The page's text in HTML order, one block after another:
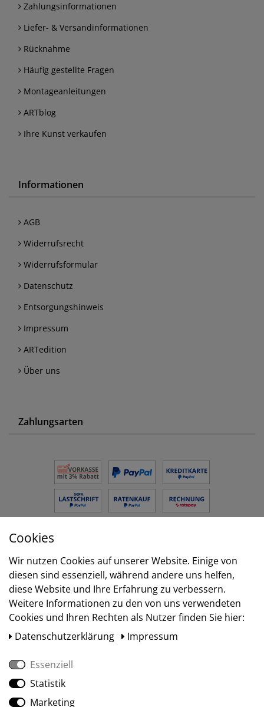
Zahlungsinformationen
Liefer- & Versandinformationen
Rücknahme
Häufig gestellte Fragen
Montageanleitungen
ARTblog
Ihre Kunst verkaufen
Informationen
AGB
Widerrufsrecht
Widerrufsformular
Datenschutz
Entsorgungshinweis
Impressum
ARTedition
Über uns
Zahlungsarten
Versand
Social Media
Cookies
Wir nutzen Cookies auf unserer Website. Einige von
diesen sind essenziell, während andere uns helfen,
diese Website und Ihre Erfahrung zu verbessern.
Weitere Informationen zu den von uns verwendeten
Cookies und Ihren Rechten als Nutzer finden Sie hier:
Daten­schutz­erklärung
Impressum
Essenziell
Statistik
Marketing